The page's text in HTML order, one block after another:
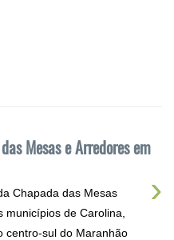
Mesas e Arredores em
›
Chapada das Mesas
de Carolina,
centro-sul do Maranhão